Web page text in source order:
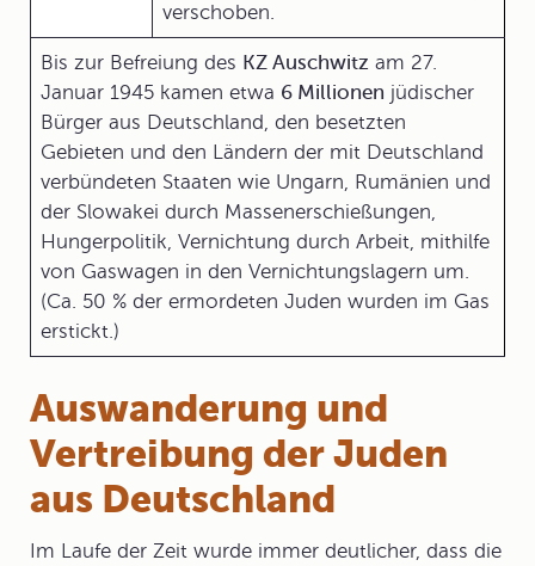
verschoben.
Bis zur Befreiung des KZ Auschwitz am 27.
Januar 1945 kamen etwa 6 Millionen jüdischer
Bürger aus Deutschland, den besetzten
Gebieten und den Ländern der mit Deutschland
verbündeten Staaten wie Ungarn, Rumänien und
der Slowakei durch Massenerschießungen,
Hungerpolitik, Vernichtung durch Arbeit, mithilfe
von Gaswagen in den Vernichtungslagern um.
(Ca. 50 % der ermordeten Juden wurden im Gas
erstickt.)
Auswanderung und
Vertreibung der Juden
aus Deutschland
Im Laufe der Zeit wurde immer deutlicher, dass die